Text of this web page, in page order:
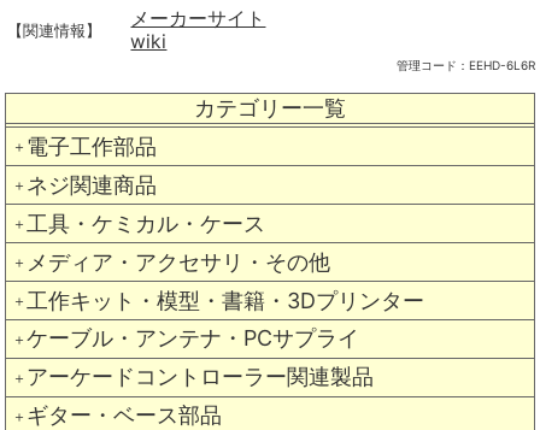
カテゴリー一覧
＋ 電子工作部品
＋ ネジ関連商品
＋ 工具・ケミカル・ケース
＋ メディア・アクセサリ・その他
＋ 工作キット・模型・書籍・3Dプリンター
＋ ケーブル・アンテナ・PCサプライ
＋ アーケードコントローラー関連製品
＋ ギター・ベース部品
【関連情報】
メーカーサイト
wiki
管理コード： EEHD-6L6R